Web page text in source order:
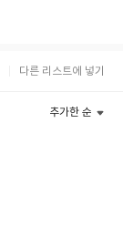
다른 리스트에 넣기
추가한 순